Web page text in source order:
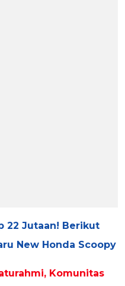
22 Jutaan! Berikut
New Honda Scoopy
Komunitas